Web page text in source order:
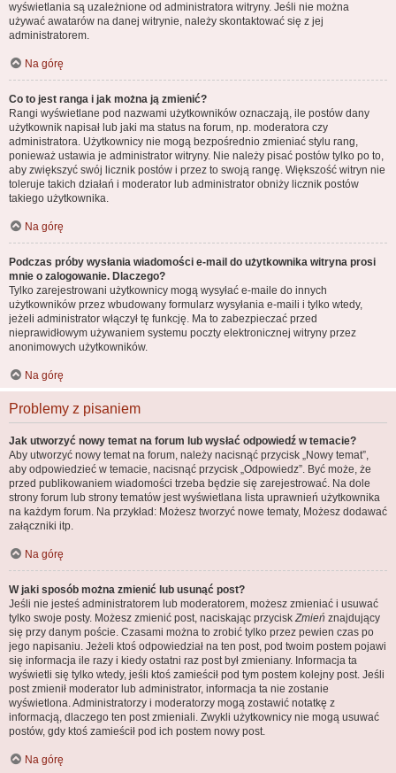
wyświetlania są uzależnione od administratora witryny. Jeśli nie można
używać awatarów na danej witrynie, należy skontaktować się z jej
administratorem.
Na górę
Co to jest ranga i jak można ją zmienić?
Rangi wyświetlane pod nazwami użytkowników oznaczają, ile postów dany
użytkownik napisał lub jaki ma status na forum, np. moderatora czy
administratora. Użytkownicy nie mogą bezpośrednio zmieniać stylu rang,
ponieważ ustawia je administrator witryny. Nie należy pisać postów tylko po to,
aby zwiększyć swój licznik postów i przez to swoją rangę. Większość witryn nie
toleruje takich działań i moderator lub administrator obniży licznik postów
takiego użytkownika.
Na górę
Podczas próby wysłania wiadomości e-mail do użytkownika witryna prosi
mnie o zalogowanie. Dlaczego?
Tylko zarejestrowani użytkownicy mogą wysyłać e-maile do innych
użytkowników przez wbudowany formularz wysyłania e-maili i tylko wtedy,
jeżeli administrator włączył tę funkcję. Ma to zabezpieczać przed
nieprawidłowym używaniem systemu poczty elektronicznej witryny przez
anonimowych użytkowników.
Na górę
Problemy z pisaniem
Jak utworzyć nowy temat na forum lub wysłać odpowiedź w temacie?
Aby utworzyć nowy temat na forum, należy nacisnąć przycisk „Nowy temat”,
aby odpowiedzieć w temacie, nacisnąć przycisk „Odpowiedz”. Być może, że
przed publikowaniem wiadomości trzeba będzie się zarejestrować. Na dole
strony forum lub strony tematów jest wyświetlana lista uprawnień użytkownika
na każdym forum. Na przykład: Możesz tworzyć nowe tematy, Możesz dodawać
załączniki itp.
Na górę
W jaki sposób można zmienić lub usunąć post?
Jeśli nie jesteś administratorem lub moderatorem, możesz zmieniać i usuwać
tylko swoje posty. Możesz zmienić post, naciskając przyciskZmień znajdujący
się przy danym poście. Czasami można to zrobić tylko przez pewien czas po
jego napisaniu. Jeżeli ktoś odpowiedział na ten post, pod twoim postem pojawi
się informacja ile razy i kiedy ostatni raz post był zmieniany. Informacja ta
wyświetli się tylko wtedy, jeśli ktoś zamieścił pod tym postem kolejny post. Jeśli
post zmienił moderator lub administrator, informacja ta nie zostanie
wyświetlona. Administratorzy i moderatorzy mogą zostawić notatkę z
informacją, dlaczego ten post zmieniali. Zwykli użytkownicy nie mogą usuwać
postów, gdy ktoś zamieścił pod ich postem nowy post.
Na górę